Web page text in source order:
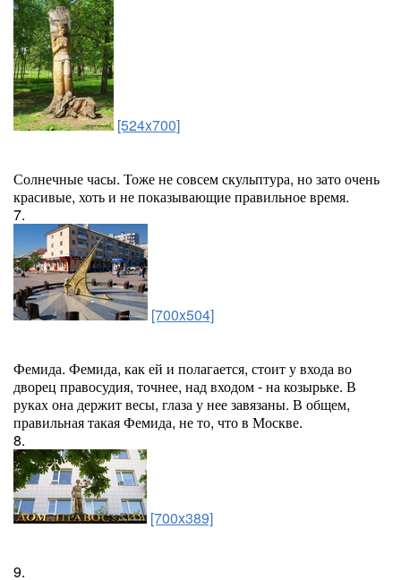
[524x700]
Солнечные часы. Тоже не совсем скульптура, но зато очень
красивые, хоть и не показывающие правильное время.
7.
[700x504]
Фемида. Фемида, как ей и полагается, стоит у входа во
дворец правосудия, точнее, над входом - на козырьке. В
руках она держит весы, глаза у нее завязаны. В общем,
правильная такая Фемида, не то, что в Москве.
8.
[700x389]
9.